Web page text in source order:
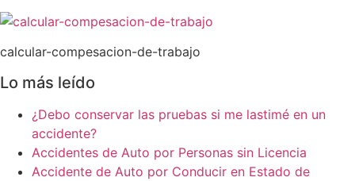
calcular-compesacion-de-trabajo
Lo más leído
¿Debo conservar las pruebas si me lastimé en un
accidente?
Accidentes de Auto por Personas sin Licencia
Accidente de Auto por Conducir en Estado de